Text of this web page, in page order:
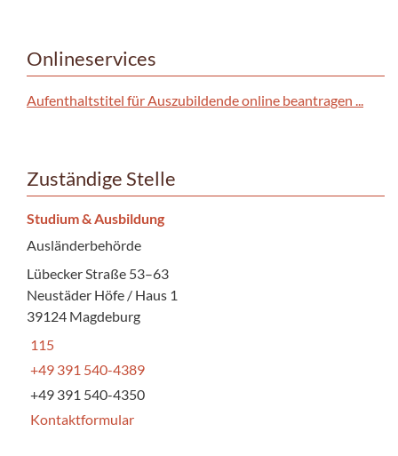
Onlineservices
Aufenthaltstitel für Auszubildende online beantragen ...
Zuständige Stelle
Studium & Ausbildung
Ausländerbehörde
Lübecker Straße 53–63
Neustäder Höfe / Haus 1
39124 Magdeburg
115
+49 391 540-4389
+49 391 540-4350
Kontaktformular